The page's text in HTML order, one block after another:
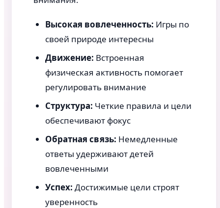
Высокая вовлеченность: Игры по
своей природе интересны
Движение: Встроенная
физическая активность помогает
регулировать внимание
Структура: Четкие правила и цели
обеспечивают фокус
Обратная связь: Немедленные
ответы удерживают детей
вовлеченными
Успех: Достижимые цели строят
уверенность